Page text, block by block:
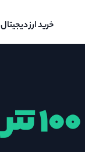
خرید ارز دیجیتال